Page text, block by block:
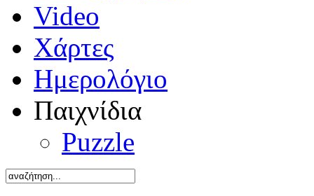
Video
Χάρτες
Ημερολόγιο
Παιχνίδια
Puzzle